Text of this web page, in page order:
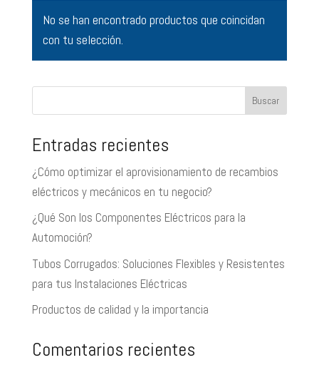
No se han encontrado productos que coincidan
con tu selección.
Buscar
Entradas recientes
¿Cómo optimizar el aprovisionamiento de recambios
eléctricos y mecánicos en tu negocio?
¿Qué Son los Componentes Eléctricos para la
Automoción?
Tubos Corrugados: Soluciones Flexibles y Resistentes
para tus Instalaciones Eléctricas
Productos de calidad y la importancia
Comentarios recientes